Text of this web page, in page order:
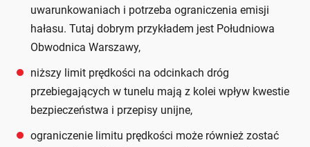
uwarunkowaniach i potrzeba ograniczenia emisji
hałasu. Tutaj dobrym przykładem jest Południowa
Obwodnica Warszawy,
niższy limit prędkości na odcinkach dróg
przebiegających w tunelu mają z kolei wpływ kwestie
bezpieczeństwa i przepisy unijne,
ograniczenie limitu prędkości może również zostać